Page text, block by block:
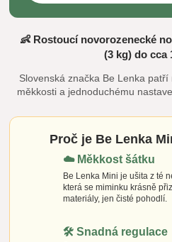
👶 Rostoucí novorozenecké
(3 kg) do cca
Slovenská značka Be Lenka
měkkosti a jednoduchému
Proč je Be Lenka
☁️ Měkkost šátku
Be Lenka Mini je ušita z té
která se miminku krásně
materiály, jen čisté pohodlí.
🛠️ Snadná regulace